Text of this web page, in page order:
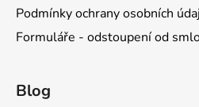
Podmínky ochrany osobních
Formuláře - odstoupení od
Blog